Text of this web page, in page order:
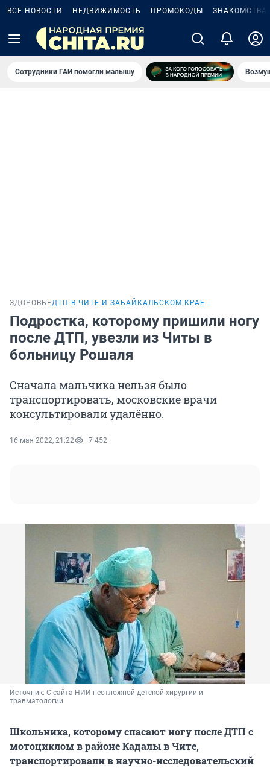
ВСЕ НОВОСТИ НЕДВИЖИМОСТЬ ПРОМОКОДЫ ЗНАКОМСТВА
Сотрудники ГАИ помогли малышу
ЗДОРОВЬЕДТП В ЧИТЕ И ЗАБАЙКАЛЬСКОМ КРАЕ
Подростка, которому пришили ногу
после ДТП, увезли из Читы в
больницу Рошаля
Сначала мальчика нельзя было
транспортировать, московские врачи
консультировали удалённо.
16 мая 2022, 21:22 7 452
Источник: С сайта НИИ неотложной детской хирургии и
травматологии
Школьника, которому спасают ногу после ДТП с
мотоциклом в районе Кадалы в Чите,
транспортировали в научно-исследовательский